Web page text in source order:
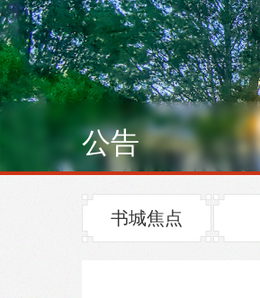
公告
书城焦点